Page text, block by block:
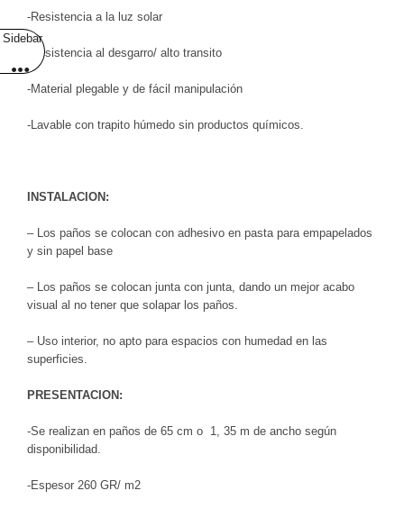
-Resistencia a la luz solar
-Resistencia al desgarro/ alto transito
-Material plegable y de fácil manipulación
-Lavable con trapito húmedo sin productos químicos.
INSTALACION:
– Los paños se colocan con adhesivo en pasta para empapelados
y sin papel base
– Los paños se colocan junta con junta, dando un mejor acabo
visual al no tener que solapar los paños.
– Uso interior, no apto para espacios con humedad en las
superficies.
PRESENTACION:
-Se realizan en paños de 65 cm o 1, 35 m de ancho según
disponibilidad.
-Espesor 260 GR/ m2
Sidebar